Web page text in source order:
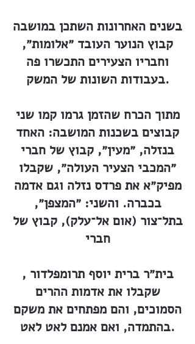
בשנים האחרונות השתכן במושבה
קבוץ הנוער העובד ״אלומות״,
וחבריו הצעירים התכשרו פה
בעבודות השונות של המשק.
מתוך הכרח שהזמן גרמו קמו שני
קבוצים בשכנות המושבה: האחד
בנזלה, ״מעין״, קבוץ של חברי
״המכבי הצעיר העולה״, שקבלו
מפיק״א את פרדס נזלה וגם אדמה
בכברה. והשני: ״המצפן״,
בתל־צור (אום אל־עלק), קבוץ של
חברי
בית״ר ברית יוסף תרומפלדור ,
שקבלו את אדמות ההרים
הסמוכים, והם מפתחים את משקם
בהתמדה, ואם אמנם לאט לאט.